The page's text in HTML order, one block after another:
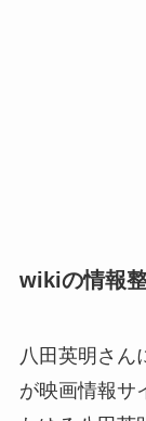
wikiの情報
八田英明さん
が映画情報サ